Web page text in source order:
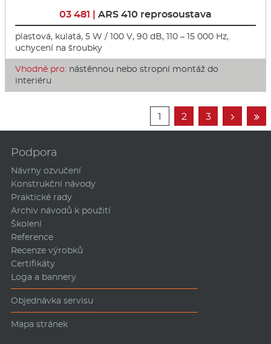
03 481 | ARS 410 reprosoustava
plastová, kulatá, 5 W / 100 V, 90 dB, 110 – 15 000 Hz,
uchycení na šroubky
Vhodné pro: nástěnnou nebo stropní montáž do
interiéru
1 2 3  
Podpora
Návrhy ozvučení
Konstrukční návody
Praktické rady
Archiv návodů k použití
Školení
Reference
Recenze výrobků
Certifikáty
Loga a bannery
Objednávka servisu
Mapa stránek